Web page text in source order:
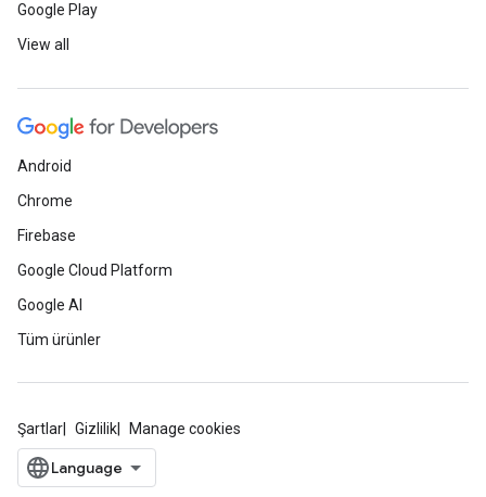
Google Play
View all
Android
Chrome
Firebase
Google Cloud Platform
Google AI
Tüm ürünler
Şartlar Gizlilik Manage cookies